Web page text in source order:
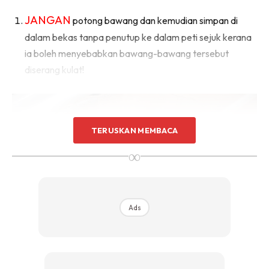
JANGAN potong bawang dan kemudian simpan di
dalam bekas tanpa penutup ke dalam peti sejuk kerana
ia boleh menyebabkan bawang-bawang tersebut
diserang kulat!
TERUSKAN MEMBACA
∞
Ads